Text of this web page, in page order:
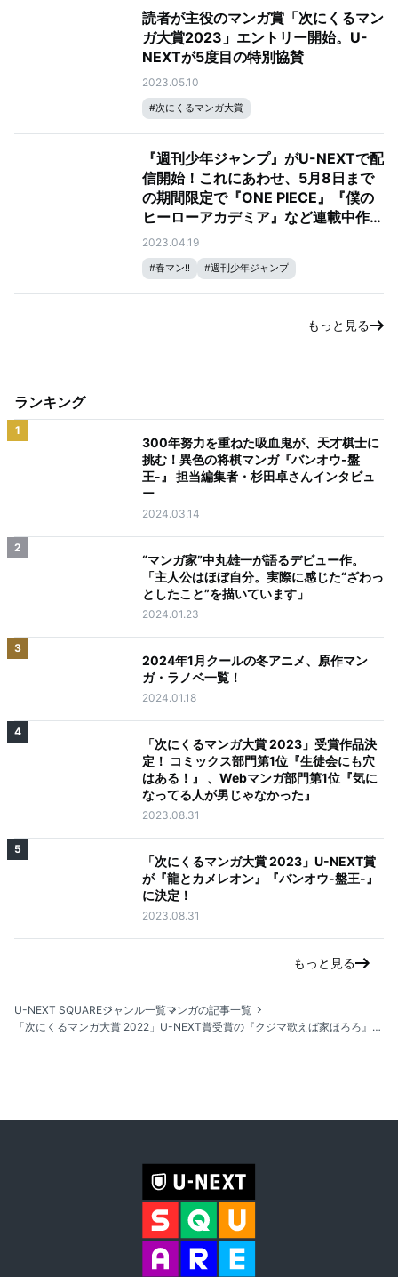
読者が主役のマンガ賞「次にくるマン
ガ大賞2023」エントリー開始。U-
NEXTが5度目の特別協賛
2023.05.10
#次にくるマンガ大賞
『週刊少年ジャンプ』がU-NEXTで配
信開始！これにあわせ、5月8日まで
の期間限定で『ONE PIECE』『僕の
ヒーローアカデミア』など連載中作品
のコミック18作品が無料＆試し読み
増量
2023.04.19
#春マン!! #週刊少年ジャンプ
もっと見る
ランキング
1
300年努力を重ねた吸血鬼が、天才棋士に
挑む！異色の将棋マンガ『バンオウ-盤
王-』 担当編集者・杉田卓さんインタビュ
ー
2024.03.14
2
“マンガ家”中丸雄一が語るデビュー作。
「主人公はほぼ自分。実際に感じた“ざわっ
としたこと”を描いています」
2024.01.23
3
2024年1月クールの冬アニメ、原作マン
ガ・ラノベ一覧！
2024.01.18
4
「次にくるマンガ大賞 2023」受賞作品決
定！ コミックス部門第1位『生徒会にも穴
はある！』 、Webマンガ部門第1位『気に
なってる人が男じゃなかった』
2023.08.31
5
「次にくるマンガ大賞 2023」U-NEXT賞
が『龍とカメレオン』『バンオウ-盤王-』
に決定！
2023.08.31
もっと見る
U-NEXT SQUAREジャンル一覧マンガの記事一覧
「次にくるマンガ大賞 2022」U-NEXT賞受賞の『クジマ歌えば家ほろろ』、3巻発売記念に石谷春貴さんを起用してのPVを公開